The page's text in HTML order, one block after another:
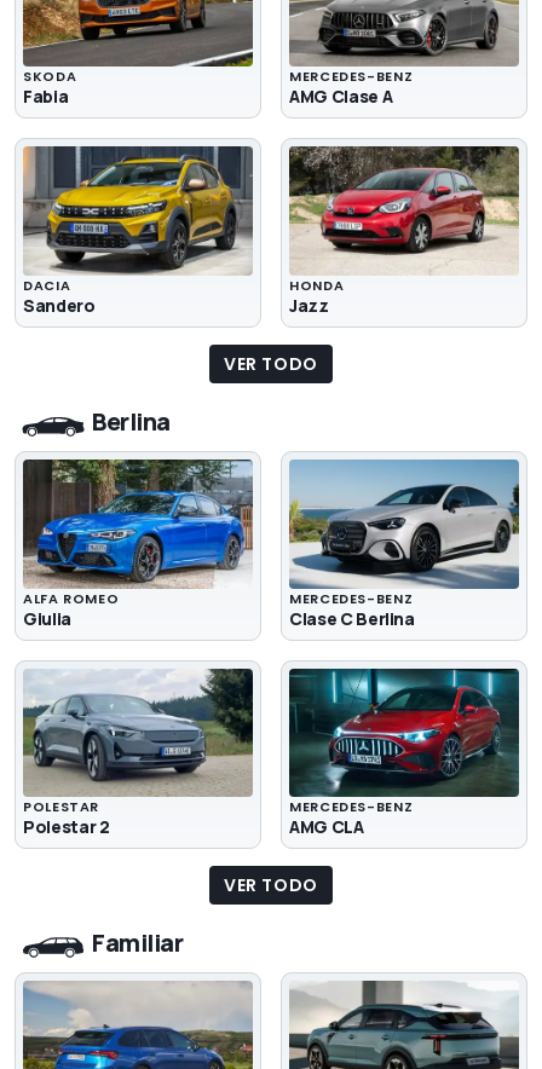
SKODA
Fabia
MERCEDES-BENZ
AMG Clase A
DACIA
Sandero
HONDA
Jazz
VER TODO
Berlina
ALFA ROMEO
Giulia
MERCEDES-BENZ
Clase C Berlina
POLESTAR
Polestar 2
MERCEDES-BENZ
AMG CLA
VER TODO
Familiar